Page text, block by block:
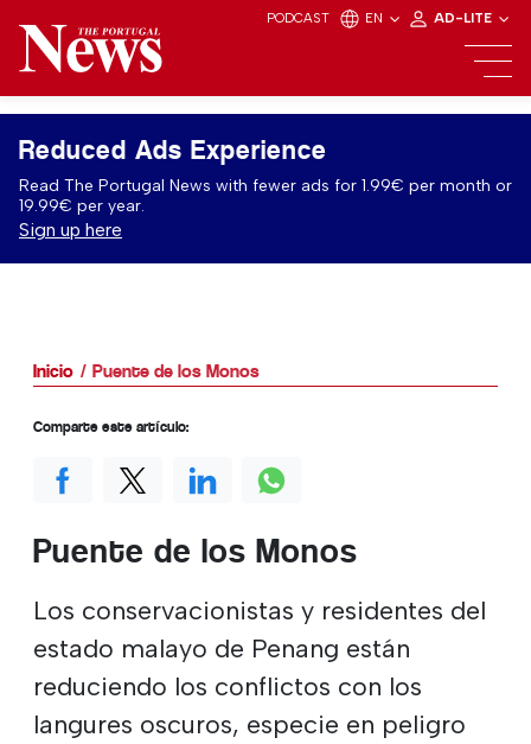
PODCAST EN AD-LITE
Reduced Ads Experience
Read The Portugal News with fewer ads for 1.99€ per month or
19.99€ per year.
Sign up here
Inicio Puente de los Monos
Puente de los Monos
Los conservacionistas y residentes del
estado malayo de Penang están
reduciendo los conflictos con los
langures oscuros, especie en peligro
Comparte este artículo: